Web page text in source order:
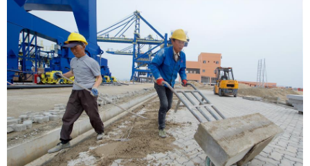
时尚
港澳 台湾 华人
科技 能源 房产 公司
图片 视频 彩票 食品
旅游 健康 信息化 数据